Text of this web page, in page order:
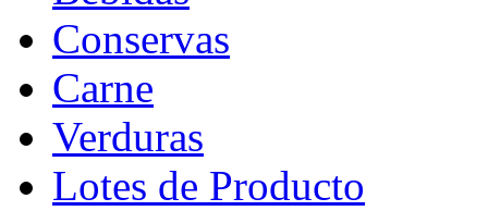
Conservas
Carne
Verduras
Lotes de Producto